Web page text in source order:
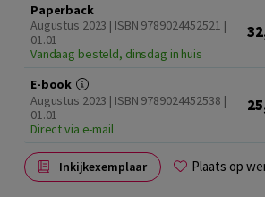
Paperback
Augustus 2023 | ISBN 9789024452521 |
01.01
Vandaag besteld, dinsdag in huis
E-book
Augustus 2023 | ISBN 9789024452538 |
01.01
Direct via e-mail
Inkijkexemplaar Plaats op